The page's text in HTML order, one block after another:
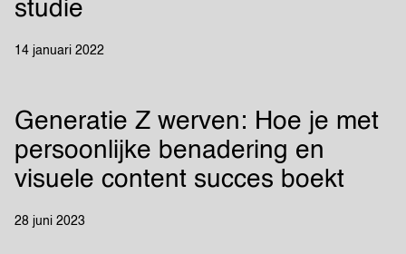
studie
14 januari 2022
Generatie Z werven: Hoe je met
persoonlijke benadering en
visuele content succes boekt
28 juni 2023